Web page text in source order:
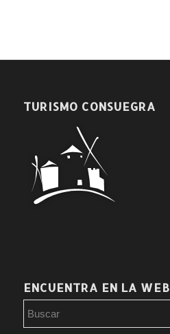
TURISMO CONSUEGRA
ENCUENTRA EN LA WEB